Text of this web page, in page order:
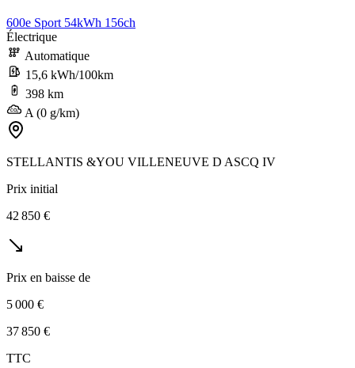
600e Sport 54kWh 156ch
Électrique
Automatique
15,6 kWh/100km
398 km
A (0 g/km)
STELLANTIS &YOU VILLENEUVE D ASCQ IV
Prix initial
42 850 €
Prix en baisse de
5 000 €
37 850 €
TTC